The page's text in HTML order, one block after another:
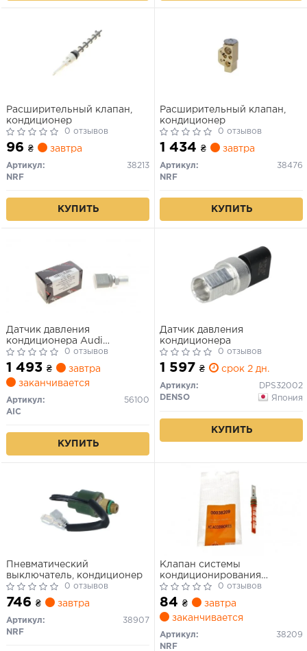
Расширительный клапан,
кондиционер
0 отзывов
96 ₴ завтра
Артикул:
38213
NRF
КУПИТЬ
Расширительный клапан,
кондиционер
0 отзывов
1 434 ₴ завтра
Артикул:
38476
NRF
КУПИТЬ
Датчик давления
кондиционера Audi
A4/A6/A8/Seat Exeo 1.2-6.0
97-
0 отзывов
1 493 ₴
завтра
заканчивается
Артикул:
56100
AIC
КУПИТЬ
Датчик давления
кондиционера
0 отзывов
1 597 ₴ срок 2 дн.
Артикул:
DPS32002
DENSO
Япония
КУПИТЬ
Пневматический
выключатель, кондиционер
0 отзывов
746 ₴ завтра
Артикул:
38907
NRF
Клапан системы
кондиционирования
(расширительный) Ford
Focus/Mondeo/Hyundai Acce
0 отзывов
84 ₴
завтра
заканчивается
Артикул:
38209
NRF